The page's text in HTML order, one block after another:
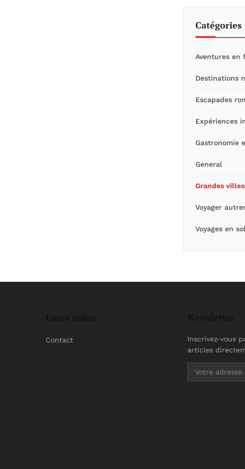
Catégories
Aventures en
Destinations
Escapades
Expériences
Gastronomie
General
Grandes
Voyager
Voyages en
Contact
Inscrivez-vous
articles